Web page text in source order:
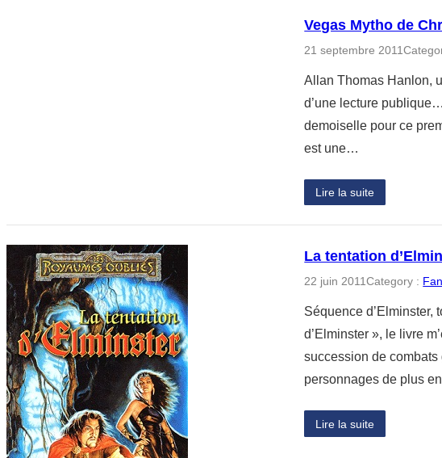
Vegas Mytho de
21 septembre 2011
Allan Thomas Hanlon,
d’une lecture
demoiselle pour ce
est une…
Lire la suite
La tentation
22 juin 2011Category :
Séquence d’Elminster,
d’Elminster », le livre
succession de
personnages de plus
Lire la suite